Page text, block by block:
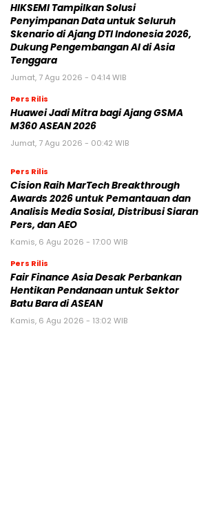
HIKSEMI Tampilkan Solusi
Penyimpanan Data untuk Seluruh
Skenario di Ajang DTI Indonesia 2026,
Dukung Pengembangan AI di Asia
Tenggara
Jumat, 7 Agu 2026 - 04:14 WIB
Pers Rilis
Huawei Jadi Mitra bagi Ajang GSMA
M360 ASEAN 2026
Jumat, 7 Agu 2026 - 00:42 WIB
Pers Rilis
Cision Raih MarTech Breakthrough
Awards 2026 untuk Pemantauan dan
Analisis Media Sosial, Distribusi Siaran
Pers, dan AEO
Kamis, 6 Agu 2026 - 17:00 WIB
Pers Rilis
Fair Finance Asia Desak Perbankan
Hentikan Pendanaan untuk Sektor
Batu Bara di ASEAN
Kamis, 6 Agu 2026 - 13:02 WIB